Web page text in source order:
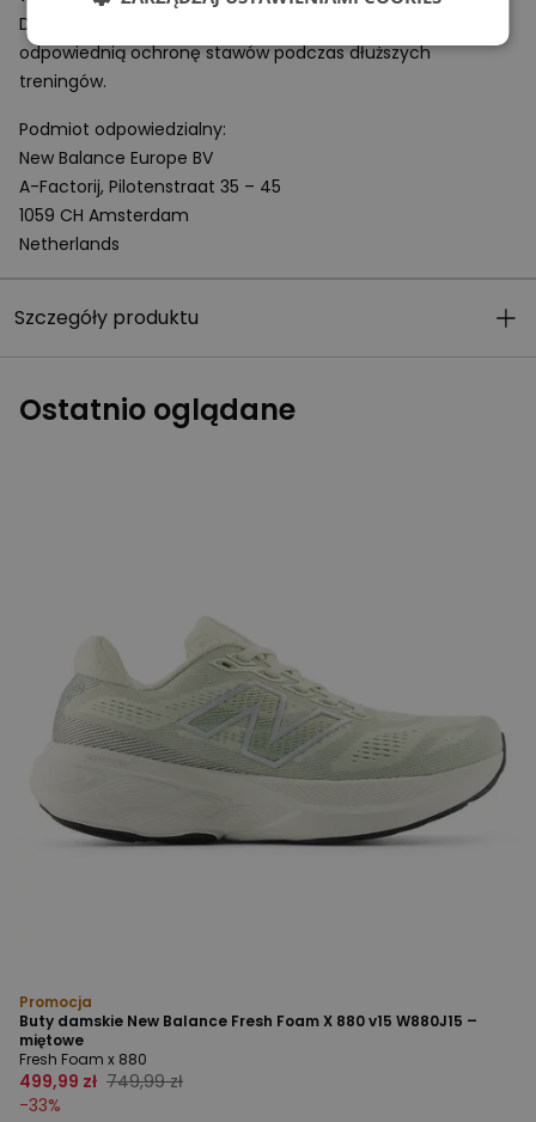
Dzięki odpowiedniej strukturze zapewnia miękkość oraz
odpowiednią ochronę stawów podczas dłuższych
treningów.
Podmiot odpowiedzialny:
New Balance Europe BV
A-Factorij, Pilotenstraat 35 – 45
1059 CH Amsterdam
Netherlands
Szczegóły produktu
Ostatnio oglądane
Promocja
Buty damskie New Balance Fresh Foam X 880 v15 W880J15 –
miętowe
Fresh Foam x 880
499,99 zł 749,99 zł
-33%